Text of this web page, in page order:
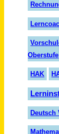
Oberstufe
HAK
Deutsch